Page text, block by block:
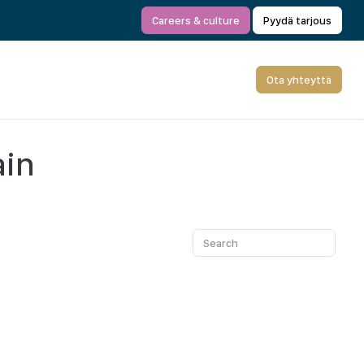
Careers & culture Pyydä tarjous
Ota yhteyttä